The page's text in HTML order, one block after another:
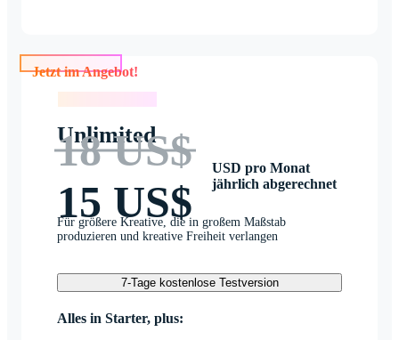
Jetzt im Angebot!
Unlimited
18 US$
15 US$
USD pro Monat
jährlich abgerechnet
Für größere Kreative, die in großem Maßstab
produzieren und kreative Freiheit verlangen
7-Tage kostenlose Testversion
Alles in Starter, plus: